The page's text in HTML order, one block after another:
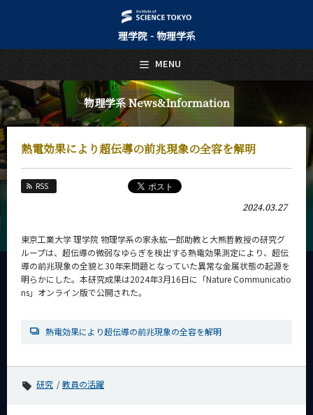
理学院 - 物理学系
物理学系 News&Information
熱電効果により超伝導の前兆現象の全容を解明
RSS
2024.03.27
東京工業大学 理学院 物理学系の家永紘一郎助教と大熊哲教授の研究グ
ループは、超伝導の微弱なゆらぎを検出する熱電効果測定により、超伝
導の前兆現象の全貌と30年来問題となっていた異常な金属状態の起源を
明らかにした。本研究成果は2024年3月16日に「Nature Communicatio
ns」オンライン版で公開された。
熱電効果により超伝導の前兆現象の全容を解明
研究 教員の活躍
MENU
日本語 English
トップページ
Top Page
物理学系について
About Us
Education
教員・研究室
未来
Future
入学案内
Admissions